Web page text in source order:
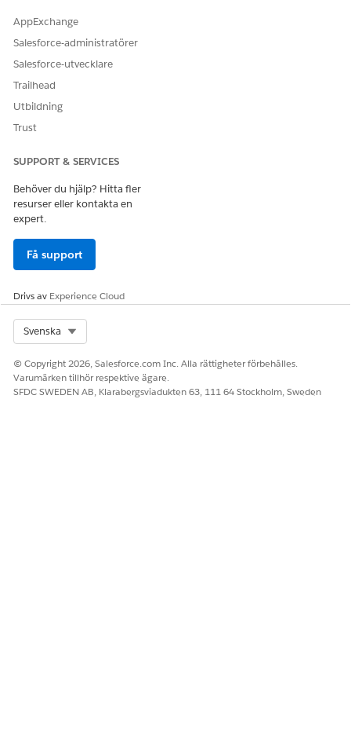
AppExchange
Salesforce-administratörer
Salesforce-utvecklare
Trailhead
Utbildning
Trust
SUPPORT & SERVICES
Behöver du hjälp? Hitta fler
resurser eller kontakta en
expert.
Få support
Drivs av Experience Cloud
Svenska
© Copyright 2026, Salesforce.com Inc. Alla rättigheter förbehålles.
Varumärken tillhör respektive ägare.
SFDC SWEDEN AB, Klarabergsviadukten 63, 111 64 Stockholm, Sweden